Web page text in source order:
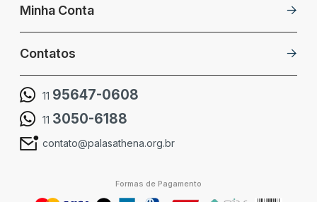
Minha Conta
Contatos
11 95647-0608
11 3050-6188
contato@palasathena.org.br
Formas de Pagamento